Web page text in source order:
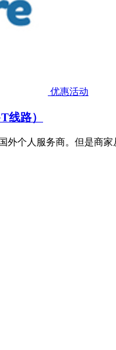
优惠活动
线路）
外个人服务商。但是商